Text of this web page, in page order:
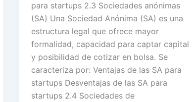
para startups 2.3 Sociedades anónimas
(SA) Una Sociedad Anónima (SA) es una
estructura legal que ofrece mayor
formalidad, capacidad para captar capital
y posibilidad de cotizar en bolsa. Se
caracteriza por: Ventajas de las SA para
startups Desventajas de las SA para
startups 2.4 Sociedades de